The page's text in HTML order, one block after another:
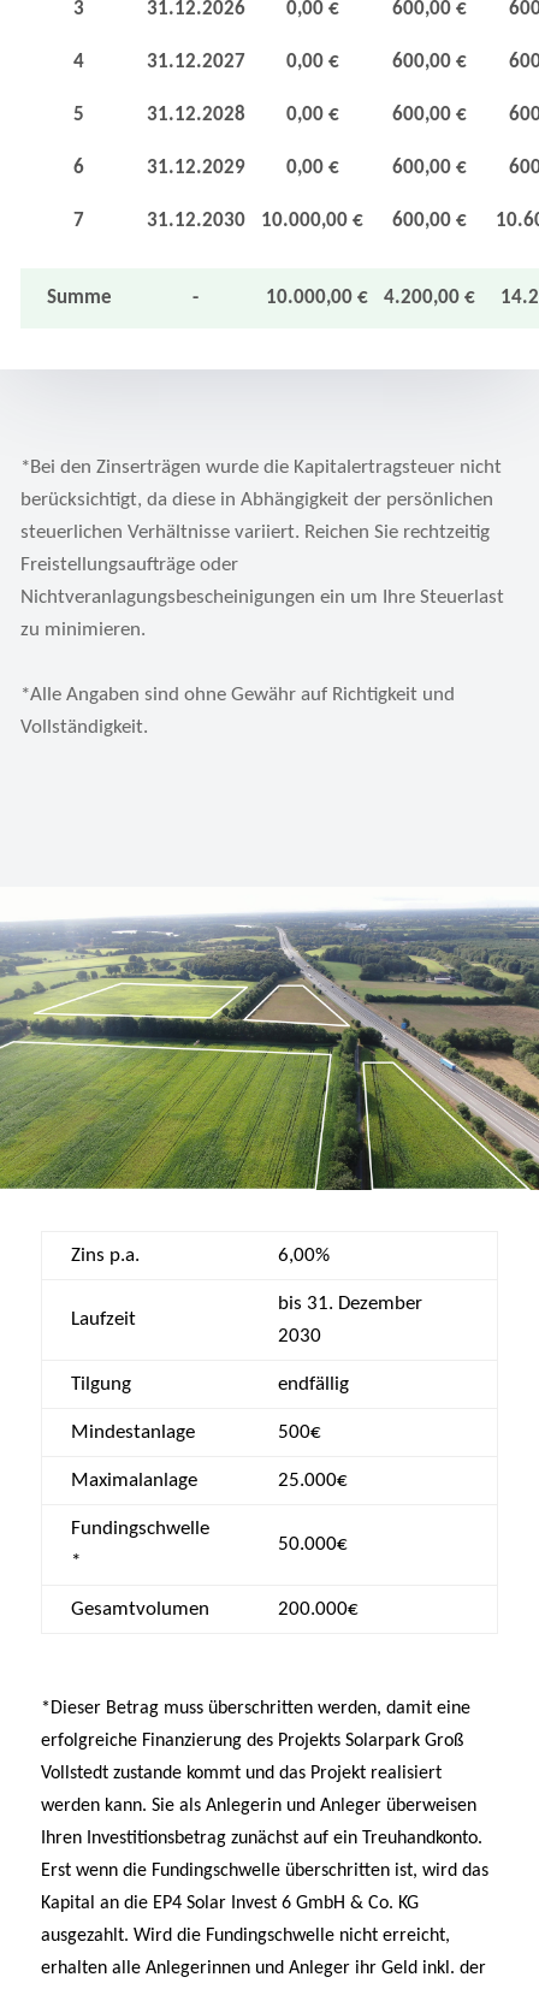
3 31.12.2026 0,00 € 600,00 €
4 31.12.2027 0,00 € 600,00 €
5 31.12.2028 0,00 € 600,00 €
6 31.12.2029 0,00 € 600,00 €
7 31.12.2030 10.000,00 € 600,00 €
Summe - 10.000,00 € 4.200,00 €
*Bei den Zinserträgen wurde die Kapitalertragsteuer nicht
berücksichtigt, da diese in Abhängigkeit der persönlichen
steuerlichen Verhältnisse variiert. Reichen Sie rechtzeitig
Freistellungsaufträge oder
Nichtveranlagungsbescheinigungen ein um Ihre Steuerlast
zu minimieren.
*Alle Angaben sind ohne Gewähr auf Richtigkeit und
Vollständigkeit.
Zins p.a. 6,00%
Laufzeit
bis 31. Dezember
2030
Tilgung endfällig
Mindestanlage 500€
Maximalanlage 25.000€
Fundingschwelle
*
50.000€
Gesamtvolumen 200.000€
*Dieser Betrag muss überschritten werden, damit eine
erfolgreiche Finanzierung des Projekts Solarpark Groß
Vollstedt zustande kommt und das Projekt realisiert
werden kann. Sie als Anlegerin und Anleger überweisen
Ihren Investitionsbetrag zunächst auf ein Treuhandkonto.
Erst wenn die Fundingschwelle überschritten ist, wird das
Kapital an die EP4 Solar Invest 6 GmbH & Co. KG
ausgezahlt. Wird die Fundingschwelle nicht erreicht,
erhalten alle Anlegerinnen und Anleger ihr Geld inkl. der